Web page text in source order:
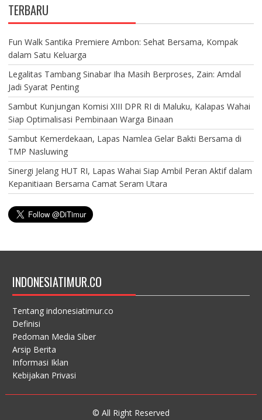
TERBARU
Fun Walk Santika Premiere Ambon: Sehat Bersama, Kompak
dalam Satu Keluarga
Legalitas Tambang Sinabar Iha Masih Berproses, Zain: Amdal
Jadi Syarat Penting
Sambut Kunjungan Komisi XIII DPR RI di Maluku, Kalapas Wahai
Siap Optimalisasi Pembinaan Warga Binaan
Sambut Kemerdekaan, Lapas Namlea Gelar Bakti Bersama di
TMP Nasluwing
Sinergi Jelang HUT RI, Lapas Wahai Siap Ambil Peran Aktif dalam
Kepanitiaan Bersama Camat Seram Utara
INDONESIATIMUR.CO
Tentang indonesiatimur.co
Definisi
Pedoman Media Siber
Arsip Berita
Informasi Iklan
Kebijakan Privasi
© All Right Reserved